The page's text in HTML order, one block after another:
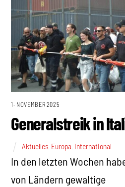
1. NOVEMBER 2025
Generalstreik in
Aktuelles Europa International
In den letzten Wochen
von Ländern gewaltige